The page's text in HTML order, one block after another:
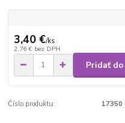
3,40 €/ks
2,76 € bez DPH
Pridať
Číslo produktu: 17350